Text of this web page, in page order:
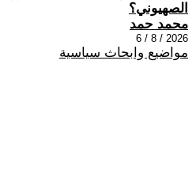
الصهيوني؟
محمد حمد
2026 / 8 / 6
مواضيع وابحاث سياسية